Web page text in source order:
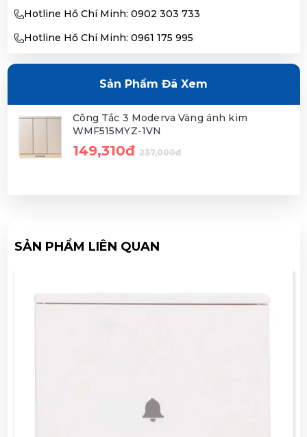
Hotline Hồ Chí Minh: 0902 303 733
Hotline Hồ Chí Minh: 0961 175 995
Sản Phẩm Đã Xem
Công Tắc 3 Moderva Vàng ánh kim
WMF515MYZ-1VN
149,310đ 237,000đ
SẢN PHẨM LIÊN QUAN